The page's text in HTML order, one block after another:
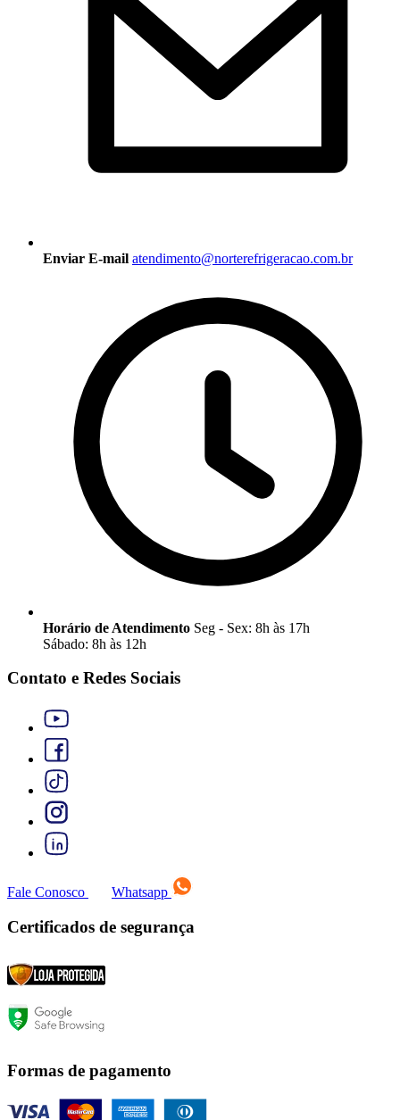
Enviar E-mail atendimento@norterefrigeracao.com.br
Horário de Atendimento Seg - Sex: 8h às 17h
Sábado: 8h às 12h
Contato e Redes Sociais
Fale Conosco Whatsapp
Certificados de segurança
Formas de pagamento